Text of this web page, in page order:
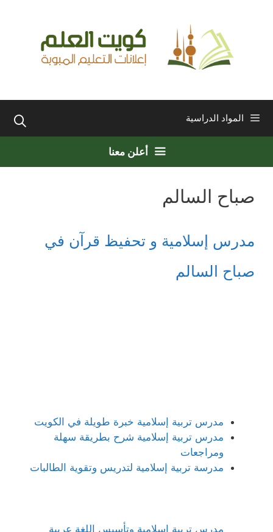
المواد الدراسية
أعلن معنا
صباح السالم
مدرس إسلامية و تحفيظ قرآن في
صباح السالم
مدرس تربية إسلامية خبرة طويلة في الكويت
مدرس تربية إسلامية شرح بطريقة سهلة
ومراجعات
مدرسة تربية إسلامية لتدريس وتقوية الطالبات
مدرس تربية إسلامية وتأسيس اللغة عربية